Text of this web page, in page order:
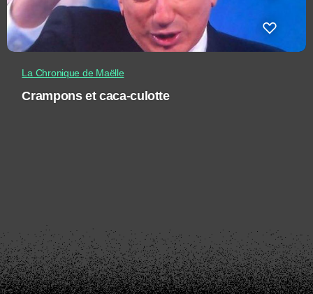
La Chronique de Maëlle
Crampons et caca-culotte